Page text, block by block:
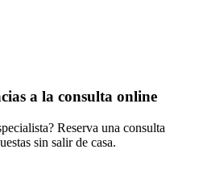
a la consulta online
Reserva una consulta
sin salir de casa.